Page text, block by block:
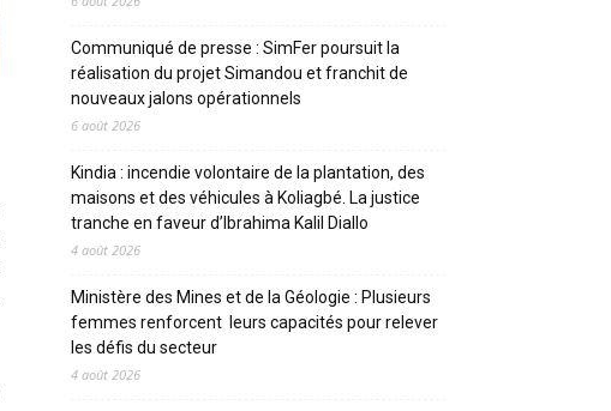
Communiqué de presse : SimFer poursuit la
réalisation du projet Simandou et franchit de
nouveaux jalons opérationnels
6 août 2026
Kindia : incendie volontaire de la plantation, des
maisons et des véhicules à Koliagbé. La justice
tranche en faveur d’Ibrahima Kalil Diallo
4 août 2026
Ministère des Mines et de la Géologie : Plusieurs
femmes renforcent leurs capacités pour relever
les défis du secteur
4 août 2026